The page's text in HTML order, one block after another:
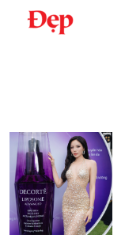
Chuyển